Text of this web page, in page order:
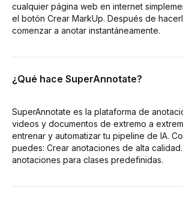
cualquier página web en internet
el botón Crear MarkUp. Después de
comenzar a anotar instantáneamente.
¿Qué hace SuperAnnotate?
SuperAnnotate es la plataforma de
videos y documentos de extremo a
entrenar y automatizar tu pipeline de IA.
puedes: Crear anotaciones de alta
anotaciones para clases predefinidas.